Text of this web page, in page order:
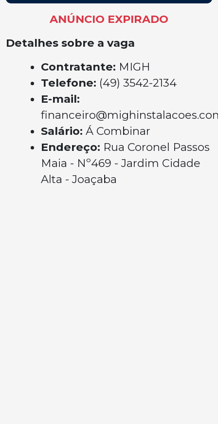
ANÚNCIO EXPIRADO
Detalhes sobre a vaga
Contratante: MIGH
Telefone: (49) 3542-2134
E-mail:
Salário: Á Combinar
Endereço: Rua Coronel Passos
Maia - Nº469 - Jardim Cidade
Alta - Joaçaba